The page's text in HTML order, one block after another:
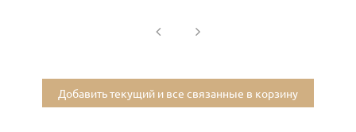
Добавить текущий и все связанные в корзину